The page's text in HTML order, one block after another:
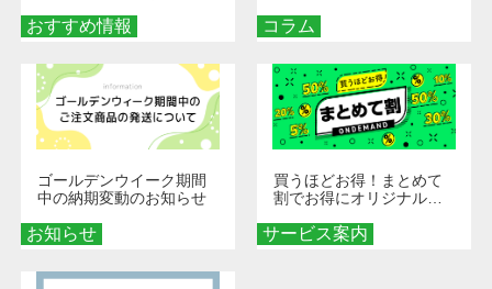
おすすめ情報
める秘訣
コラム
とメリットを解説
お知らせ
ゴールデンウイーク期間
中の納期変動のお知らせ
サービス案内
買うほどお得！まとめて
割でお得にオリジナルグ